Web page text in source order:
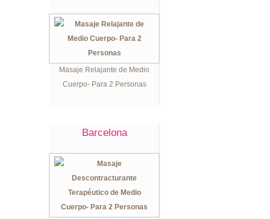
Masaje Relajante de Medio
Cuerpo- Para 2 Personas
Barcelona